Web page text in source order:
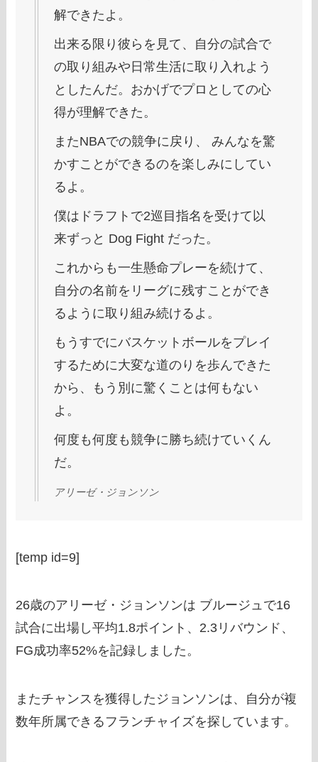
解できたよ。
出来る限り彼らを見て、自分の試合で
の取り組みや日常生活に取り入れよう
としたんだ。おかげでプロとしての心
得が理解できた。
またNBAでの競争に戻り、 みんなを驚
かすことができるのを楽しみにしてい
るよ。
僕はドラフトで2巡目指名を受けて以
来ずっと Dog Fight だった。
これからも一生懸命プレーを続けて、
自分の名前をリーグに残すことができ
るように取り組み続けるよ。
もうすでにバスケットボールをプレイ
するために大変な道のりを歩んできた
から、もう別に驚くことは何もない
よ。
何度も何度も競争に勝ち続けていくん
だ。
アリーゼ・ジョンソン
[temp id=9]
26歳のアリーゼ・ジョンソンは ブルージュで16
試合に出場し平均1.8ポイント、2.3リバウンド、
FG成功率52%を記録しました。
またチャンスを獲得したジョンソンは、自分が複
数年所属できるフランチャイズを探しています。